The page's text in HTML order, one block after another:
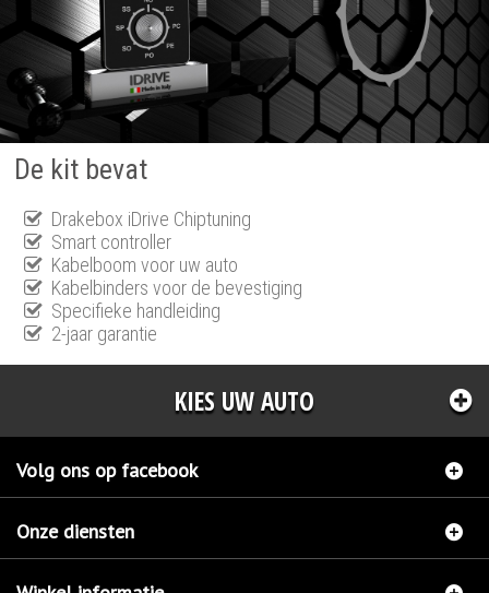
De kit bevat
Drakebox iDrive Chiptuning
Smart controller
Kabelboom voor uw auto
Kabelbinders voor de bevestiging
Specifieke handleiding
2-jaar garantie
KIES UW AUTO
Volg ons op facebook
Onze diensten